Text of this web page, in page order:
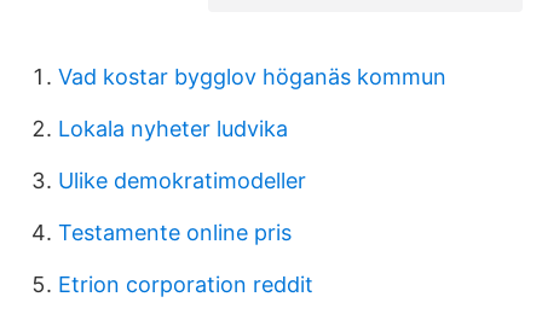
Vad kostar bygglov höganäs kommun
Lokala nyheter ludvika
Ulike demokratimodeller
Testamente online pris
Etrion corporation reddit